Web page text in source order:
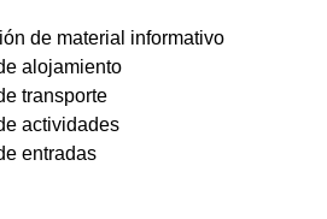
de material informativo
alojamiento
transporte
actividades
entradas